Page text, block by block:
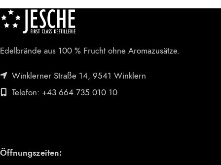
Edelbrände aus 100 % Frucht ohne Aromazusätze.
Winklerner Straße 14, 9541 Winklern
Telefon: +43 664 735 010 10
Öffnungszeiten: